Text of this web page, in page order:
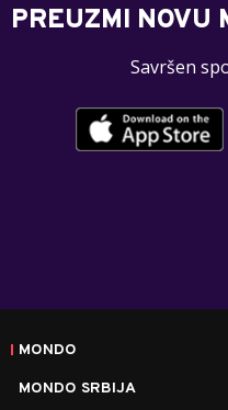
PREUZMI NOVU
Savršen
MONDO
MONDO SRBIJA